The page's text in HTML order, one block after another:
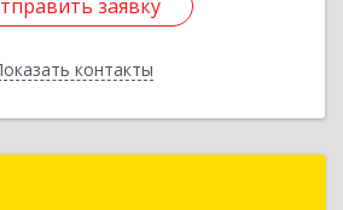
заявку
контакты
заявку
Назад